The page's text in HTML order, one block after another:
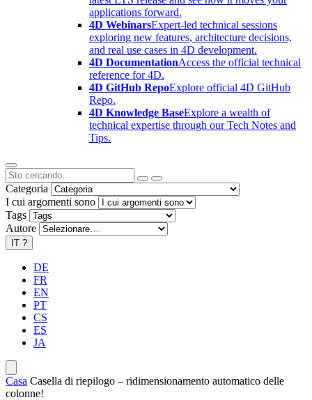
applications forward.
4D WebinarsExpert-led technical sessions
exploring new features, architecture decisions,
and real use cases in 4D development.
4D DocumentationAccess the official technical
reference for 4D.
4D GitHub RepoExplore official 4D GitHub
Repo.
4D Knowledge BaseExplore a wealth of
technical expertise through our Tech Notes and
Tips.
Categoria
I cui argomenti sono
Tags
Autore
IT ?
DE
FR
EN
PT
CS
ES
JA
Casa Casella di riepilogo – ridimensionamento automatico delle
colonne!